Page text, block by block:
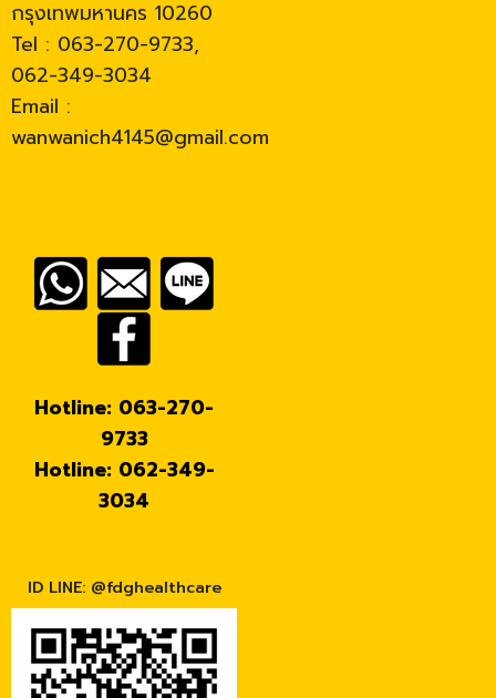
กรุงเทพมหานคร 10260
Tel : 063-270-9733,
062-349-3034
Email :
wanwanich4145@gmail.com
Hotline: 063-270-
9733
Hotline: 062-349-
3034
ID LINE: @fdghealthcare